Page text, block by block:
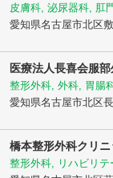
皮膚科, 泌尿器科, 肛
愛知県名古屋市北区
医療法人長喜会服
整形外科, 外科, 胃腸
愛知県名古屋市北区
橋本整形外科クリニ
整形外科, リハビリ